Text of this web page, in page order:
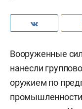
Вооруженные
нанесли
оружием по